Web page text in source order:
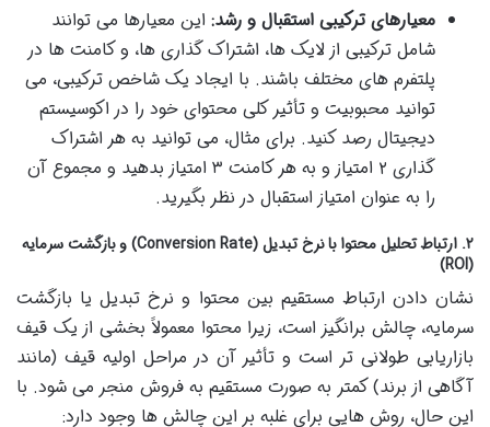
معیارهای ترکیبی استقبال و رشد: این معیارها می توانند
شامل ترکیبی از لایک ها، اشتراک گذاری ها، و کامنت ها در
پلتفرم های مختلف باشند. با ایجاد یک شاخص ترکیبی، می
توانید محبوبیت و تأثیر کلی محتوای خود را در اکوسیستم
دیجیتال رصد کنید. برای مثال، می توانید به هر اشتراک
گذاری ۲ امتیاز و به هر کامنت ۳ امتیاز بدهید و مجموع آن
را به عنوان امتیاز استقبال در نظر بگیرید.
۲. ارتباط تحلیل محتوا با نرخ تبدیل (Conversion Rate) و بازگشت سرمایه
(ROI)
نشان دادن ارتباط مستقیم بین محتوا و نرخ تبدیل یا بازگشت
سرمایه، چالش برانگیز است، زیرا محتوا معمولاً بخشی از یک قیف
بازاریابی طولانی تر است و تأثیر آن در مراحل اولیه قیف (مانند
آگاهی از برند) کمتر به صورت مستقیم به فروش منجر می شود. با
این حال، روش هایی برای غلبه بر این چالش ها وجود دارد: